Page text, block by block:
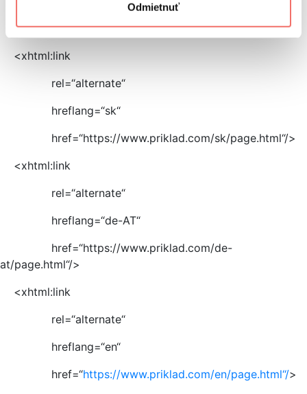
Odmietnuť
<loc>https://www.priklad.com/en/page.html</loc>
<xhtml:link
rel=“alternate“
hreflang=“sk“
href=“https://www.priklad.com/sk/page.html“/>
<xhtml:link
rel=“alternate“
hreflang=“de-AT“
href=“https://www.priklad.com/de-
at/page.html“/>
<xhtml:link
rel=“alternate“
hreflang=“en“
href=“https://www.priklad.com/en/page.html“/>